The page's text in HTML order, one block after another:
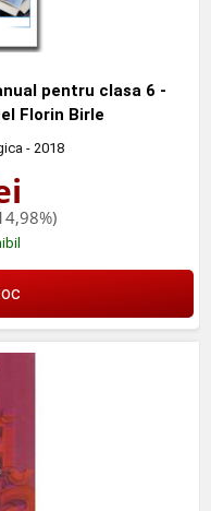
pentru clasa 6 -
Florin Birle
- 2018